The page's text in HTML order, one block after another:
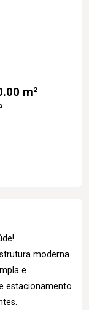
m²
moderna
e
estacionamento